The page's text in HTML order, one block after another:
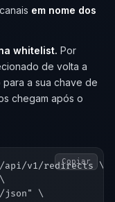
em nome dos
whitelist. Por
de volta a
a sua chave de
chegam após o
api/v1/redirects \
json" \
Copiar